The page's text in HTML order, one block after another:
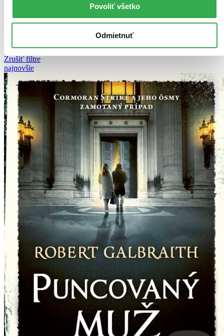
Povoliť všetko
Odmietnuť
Najvyššia zľava
Použité filtre
Zrušiť filtre
najnovšie